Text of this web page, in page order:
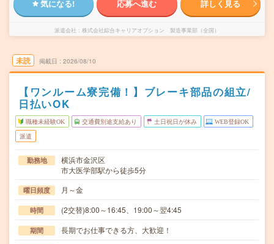
気になる! 応募へ進む 詳しく見る
派遣会社 株式会社綜合キャリアオプション 製造事業部（全国）
未読 掲載日 2026/08/10
【ワンルーム寮完備！】ブレーキ部品の組立/
日払いOK
職種未経験OK 交通費別途支給あり 土日祝日が休み WEB登録OK
派遣
勤務地
横浜市金沢区
市大医学部駅から徒歩5分
曜日頻度 月～金
時間 (2交替)8:00～16:45、19:00～翌4:45
期間 長期でお仕事できる方、大歓迎！